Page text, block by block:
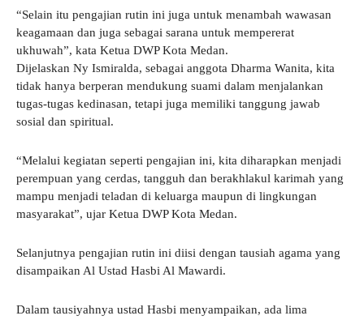
“Selain itu pengajian rutin ini juga untuk menambah wawasan
keagamaan dan juga sebagai sarana untuk mempererat
ukhuwah”, kata Ketua DWP Kota Medan.
Dijelaskan Ny Ismiralda, sebagai anggota Dharma Wanita, kita
tidak hanya berperan mendukung suami dalam menjalankan
tugas-tugas kedinasan, tetapi juga memiliki tanggung jawab
sosial dan spiritual.
“Melalui kegiatan seperti pengajian ini, kita diharapkan menjadi
perempuan yang cerdas, tangguh dan berakhlakul karimah yang
mampu menjadi teladan di keluarga maupun di lingkungan
masyarakat”, ujar Ketua DWP Kota Medan.
Selanjutnya pengajian rutin ini diisi dengan tausiah agama yang
disampaikan Al Ustad Hasbi Al Mawardi.
Dalam tausiyahnya ustad Hasbi menyampaikan, ada lima